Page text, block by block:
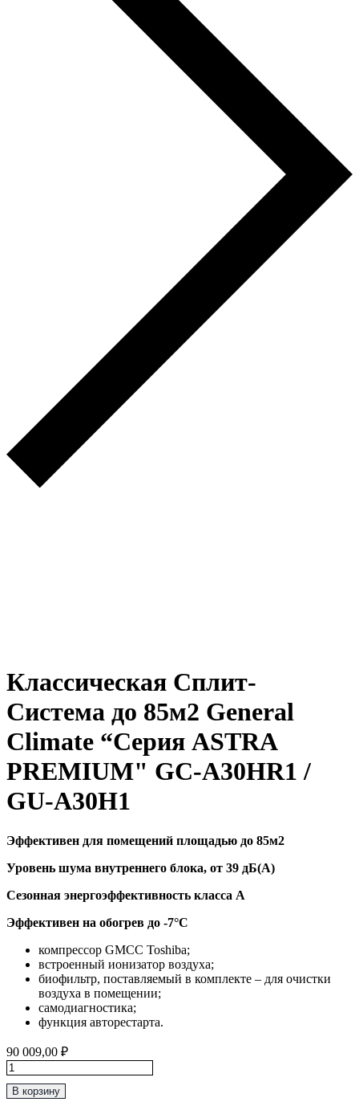
Классическая Сплит-
Система до 85м2 General
Climate “Серия ASTRA
PREMIUM" GC-A30HR1 /
GU-A30H1
Эффективен для помещений площадью до 85м2
Уровень шума внутреннего блока, от 39 дБ(А)
Сезонная энергоэффективность класса А
Эффективен на обогрев до -7°C
компрессор GMCC Toshiba;
встроенный ионизатор воздуха;
биофильтр, поставляемый в комплекте – для очистки
воздуха в помещении;
самодиагностика;
функция авторестарта.
90 009,00 ₽
Количество
товара
Классическая
В корзину